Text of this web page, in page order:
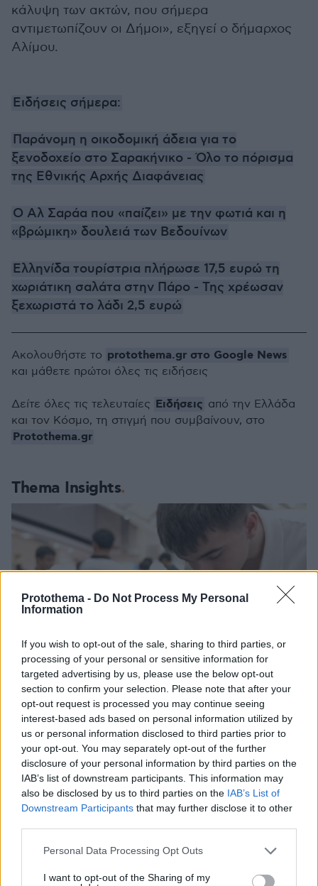
Protothema - Do Not Process My Personal
Information
If you wish to opt-out of the sale, sharing to third parties, or
processing of your personal or sensitive information for
targeted advertising by us, please use the below opt-out
section to confirm your selection. Please note that after your
opt-out request is processed you may continue seeing
interest-based ads based on personal information utilized by
us or personal information disclosed to third parties prior to
your opt-out. You may separately opt-out of the further
disclosure of your personal information by third parties on the
IAB’s list of downstream participants. This information may
also be disclosed by us to third parties on the IAB’s List of
Downstream Participants that may further disclose it to other
Please note that this website/app uses one or more Google
not limited to your visit or usage behaviour. You may click to
Personal Data Processing Opt Outs
I want to opt-out of the Sharing of my
κάλυψη των ακτών, που σήμερα
αντιμετωπίζουν οι Δήμοι», εξηγεί ο δήμαρχος
Αλίμου.
Ειδήσεις σήμερα:
Παράνομη η οικοδομική άδεια για το
ξενοδοχείο στο Σαρακήνικο - Όλο το πόρισμα
της Εθνικής Αρχής Διαφάνειας
Ο Αλ Σαράα που «παίζει» με την φωτιά και η
«βρώμικη» δουλειά των Βεδουίνων
Ελληνίδα τουρίστρια πλήρωσε 17,5 ευρώ τη
χωριάτικη σαλάτα στην Πάρο - Της χρέωσαν
ξεχωριστά το λάδι 2,5 ευρώ
Thema Insights
Πώς μια απλή ιδέα εξελίχθηκε σε κορυφαίο θεσμό
04.08.2026, 11:20
06.08.2026, 10:52
Ακολουθήστε το protothema.gr στο Google News
και μάθετε πρώτοι όλες τις ειδήσεις
Δείτε όλες τις τελευταίες Ειδήσεις από την Ελλάδα
και τον Κόσμο, τη στιγμή που συμβαίνουν, στο
Protothema.gr